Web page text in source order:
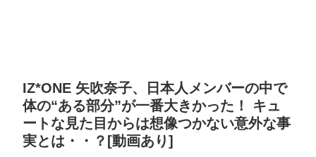
IZ*ONE 矢吹奈子、日本人メンバーの中で
体の“ある部分”が一番大きかった！ キュ
ートな見た目からは想像つかない意外な事
実とは・・？[動画あり]